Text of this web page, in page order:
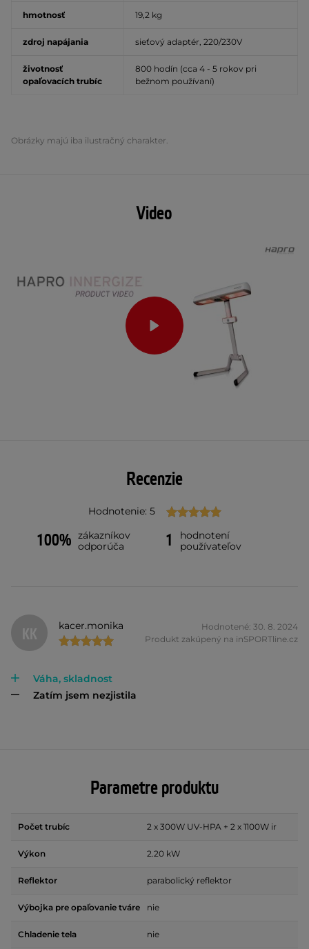
hmotnosť 19,2 kg
zdroj napájania sieťový adaptér, 220/230V
životnosť
opaľovacích trubíc
800 hodín (cca 4 - 5 rokov pri
bežnom používaní)
Obrázky majú iba ilustračný charakter.
Video
Recenzie
Hodnotenie: 5
100% zákazníkov
odporúča
1
hodnotení
používateľov
KK kacer.monika
Hodnotené: 30. 8. 2024
Produkt zakúpený na inSPORTline.cz
Váha, skladnost
Zatím jsem nezjistila
Parametre produktu
Počet trubíc 2 x 300W UV-HPA + 2 x 1100W ir
Výkon 2.20 kW
Reflektor parabolický reflektor
Výbojka pre opaľovanie tváre nie
Chladenie tela nie